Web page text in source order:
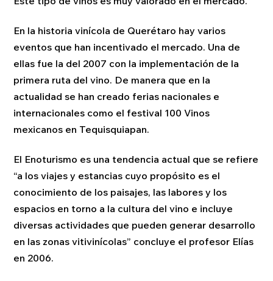
En la historia vinícola de Querétaro hay varios
eventos que han incentivado el mercado. Una de
ellas fue la del 2007 con la implementación de la
primera ruta del vino. De manera que en la
actualidad se han creado ferias nacionales e
internacionales como el festival 100 Vinos
mexicanos en Tequisquiapan.
El Enoturismo es una tendencia actual que se refiere
“a los viajes y estancias cuyo propósito es el
conocimiento de los paisajes, las labores y los
espacios en torno a la cultura del vino e incluye
diversas actividades que pueden generar desarrollo
en las zonas vitivinícolas” concluye el profesor Elías
en 2006.